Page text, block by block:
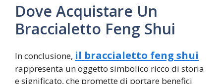
Dove Acquistare Un
Braccialetto Feng Shui
In conclusione, il braccialetto feng shui
rappresenta un oggetto simbolico ricco di storia
e significato, che promette di portare benefici